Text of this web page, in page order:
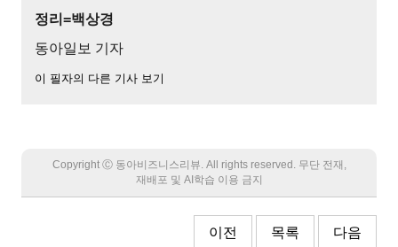
정리=백상경
동아일보 기자
이 필자의 다른 기사 보기
Copyright Ⓒ 동아비즈니스리뷰. All rights reserved. 무단 전재,
재배포 및 AI학습 이용 금지
이전 목록 다음